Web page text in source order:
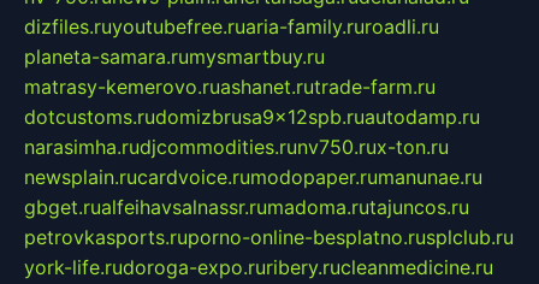
dizfiles.ruyoutubefree.ruaria-family.ruroadli.ru
planeta-samara.rumysmartbuy.ru
matrasy-kemerovo.ruashanet.rutrade-farm.ru
dotcustoms.rudomizbrusa9x12spb.ruautodamp.ru
narasimha.rudjcommodities.runv750.rux-ton.ru
newsplain.rucardvoice.rumodopaper.rumanunae.ru
gbget.rualfeihavsalnassr.rumadoma.rutajuncos.ru
petrovkasports.ruporno-online-besplatno.rusplclub.ru
york-life.rudoroga-expo.ruribery.rucleanmedicine.ru